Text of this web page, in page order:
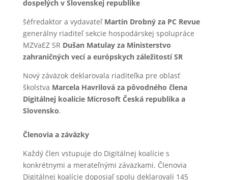
dospelých v Slovenskej republike
šéfredaktor a vydavateľ Martin Drobný za PC Revue
generálny riaditeľ sekcie hospodárskej spolupráce
MZVaEZ SR Dušan Matulay za Ministerstvo
zahraničných vecí a európskych záležitostí SR
Nový záväzok deklarovala riaditeľka pre oblasť
školstva Marcela Havrilová za pôvodného člena
Digitálnej koalície Microsoft Česká republika a
Slovensko.
Členovia a záväzky
Každý člen vstupuje do Digitálnej koalície s
konkrétnymi a merateľnými záväzkami. Členovia
Digitálnej koalície doposiaľ spolu deklarovali 145